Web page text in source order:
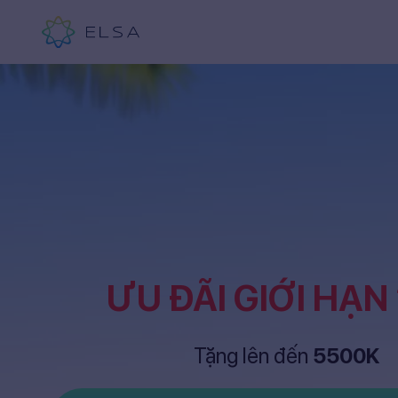
ƯU ĐÃI GIỚI
Tặng lên đến 5500K